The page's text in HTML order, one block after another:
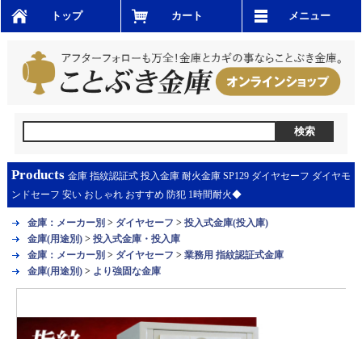
トップ カート メニュー
Products 金庫 指紋認証式 投入金庫 耐火金庫 SP129 ダイヤセーフ ダイヤモ
ンドセーフ 安い おしゃれ おすすめ 防犯 1時間耐火◆
金庫：メーカー別 > ダイヤセーフ > 投入式金庫(投入庫)
金庫(用途別)> 投入式金庫・投入庫
金庫：メーカー別 > ダイヤセーフ > 業務用 指紋認証式金庫
金庫(用途別)> より強固な金庫